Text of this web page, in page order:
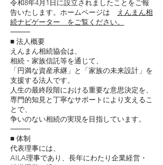
令和8年4月1日に設立されましたことをご報
告いたします。ホームページは
えんまん相
続ナビゲーター をご覧ください。
⸻
■ 法人概要
えんまん相続協会は、
相続・家族信託等を通じて、
「円満な資産承継」と「家族の未来設計」を
支援する法人です。
人生の最終段階における重要な意思決定を、
専門的知見と丁寧なサポートにより支えるこ
とで、
争いのない相続の実現を目指しています。
⸻
■ 体制
代表理事には、
AILA理事であり、長年にわたり企業経営・